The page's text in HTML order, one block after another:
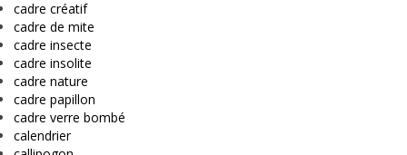
cadre créatif
cadre de mite
cadre insecte
cadre insolite
cadre nature
cadre papillon
cadre verre bombé
calendrier